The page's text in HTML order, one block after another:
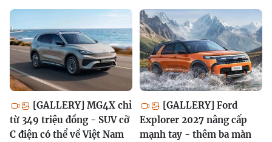
[GALLERY] MG4X chỉ
từ 349 triệu đồng - SUV cỡ
C điện có thể về Việt Nam
[GALLERY] Ford
Explorer 2027 nâng cấp
mạnh tay - thêm ba màn